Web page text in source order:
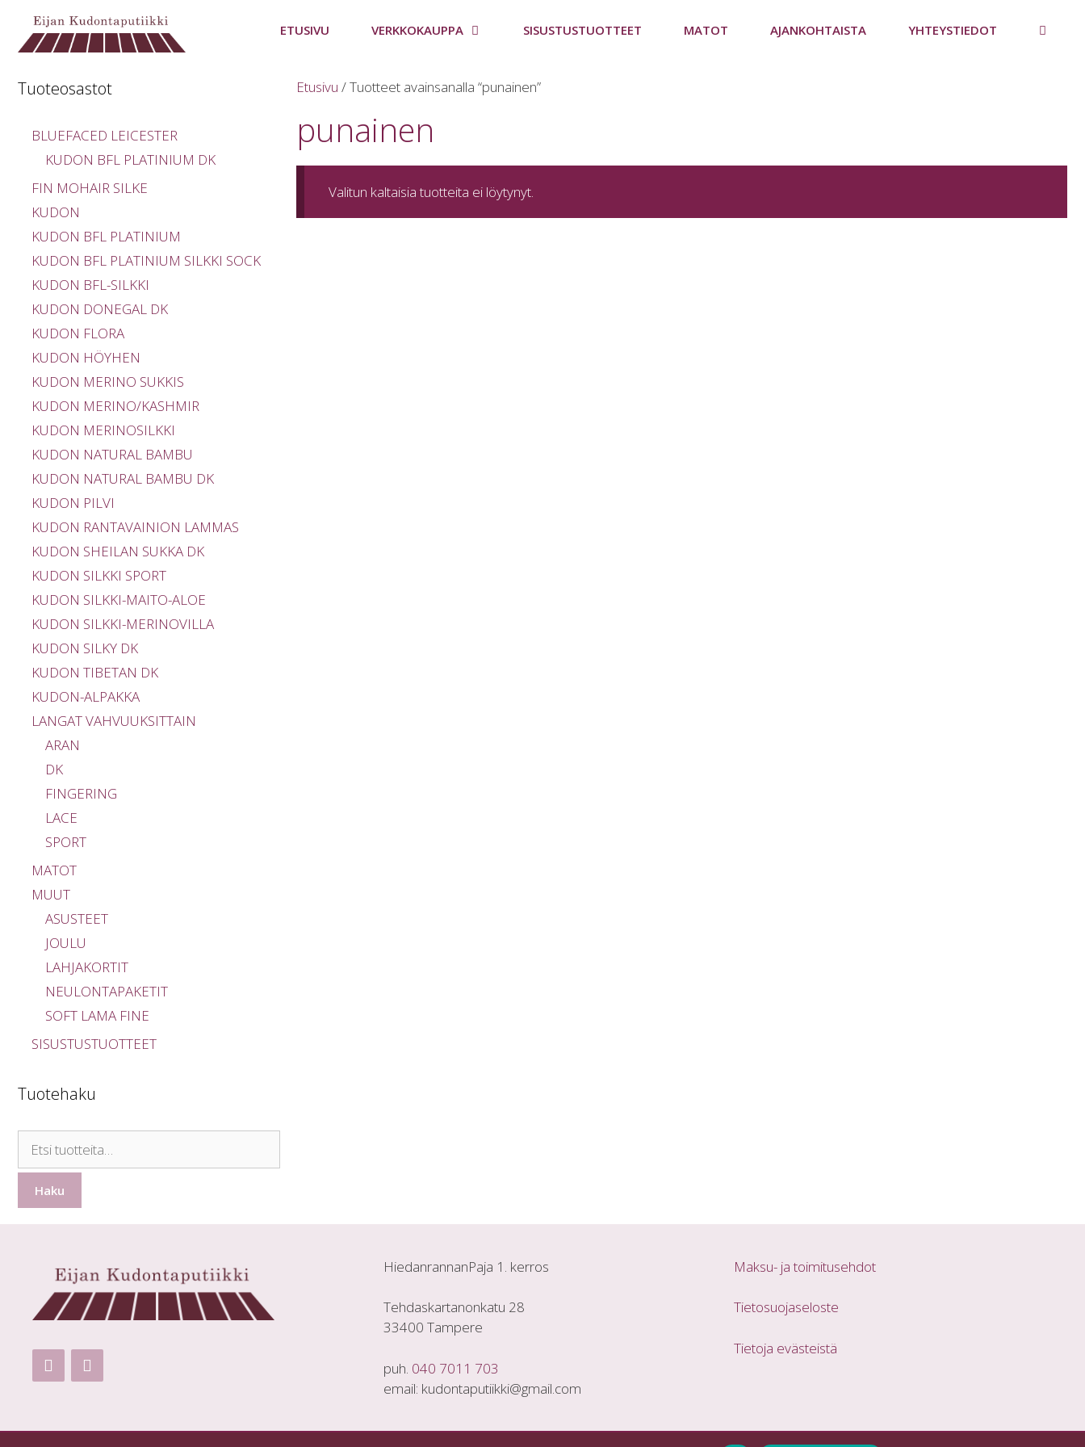
sisältöön
ETUSIVU VERKKOKAUPPA SISUSTUSTUOTTEET MATOT AJANKOHTAISTA YHTEYSTIEDOT
Etusivu / Tuotteet avainsanalla “punainen”
punainen
Valitun kaltaisia tuotteita ei löytynyt.
Tuoteosastot
BLUEFACED LEICESTER
KUDON BFL PLATINIUM DK
FIN MOHAIR SILKE
KUDON
KUDON BFL PLATINIUM
KUDON BFL PLATINIUM SILKKI SOCK
KUDON BFL-SILKKI
KUDON DONEGAL DK
KUDON FLORA
KUDON HÖYHEN
KUDON MERINO SUKKIS
KUDON MERINO/KASHMIR
KUDON MERINOSILKKI
KUDON NATURAL BAMBU
KUDON NATURAL BAMBU DK
KUDON PILVI
KUDON RANTAVAINION LAMMAS
KUDON SHEILAN SUKKA DK
KUDON SILKKI SPORT
KUDON SILKKI-MAITO-ALOE
KUDON SILKKI-MERINOVILLA
KUDON SILKY DK
KUDON TIBETAN DK
KUDON-ALPAKKA
LANGAT VAHVUUKSITTAIN
ARAN
DK
FINGERING
LACE
SPORT
MATOT
MUUT
ASUSTEET
JOULU
LAHJAKORTIT
NEULONTAPAKETIT
SOFT LAMA FINE
SISUSTUSTUOTTEET
Tuotehaku
Haku
HiedanrannanPaja 1. kerros
Tehdaskartanonkatu 28
33400 Tampere
puh. 040 7011 703
email: kudontaputiikki@gmail.com
Maksu- ja toimitusehdot
Tietosuojaseloste
Tietoja evästeistä